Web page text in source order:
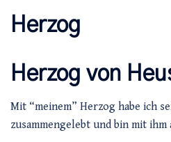
Herzog
Herzog von
Mit “meinem” Herzog habe ich
zusammengelebt und bin mit ihm